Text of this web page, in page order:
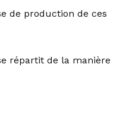
de production de ces
répartit de la manière